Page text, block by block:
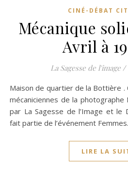
CINÉ-DÉBAT
Mécanique
Avril à
La Sagesse de l'image /
Maison de quartier de la Bottière . Ciné + débat + portraits
mécaniciennes de la photographe
par La Sagesse de l’Image et le
fait partie de l’événement
LIRE LA